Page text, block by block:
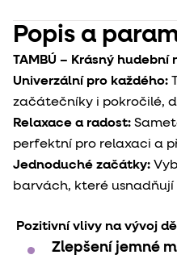
Popis a
TAMBÚ – Krásný
Univerzální pro každého:
začátečníky i pokročilé,
Relaxace a radost:
perfektní pro relaxaci a
Jednoduché začátky:
barvách, které usnadňují
Pozitivní vlivy na vývoj
Zlepšení jemné